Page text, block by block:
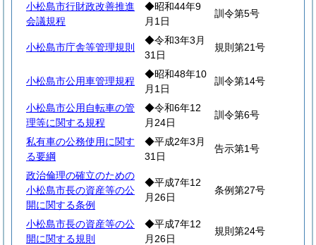
小松島市行財政改善推進
会議規程
◆昭和44年9
月1日
訓令第5号
小松島市庁舎等管理規則
◆令和3年3月
31日
規則第21号
小松島市公用車管理規程
◆昭和48年10
月1日
訓令第14号
小松島市公用自転車の管
理等に関する規程
◆令和6年12
月24日
訓令第6号
私有車の公務使用に関す
る要綱
◆平成2年3月
31日
告示第1号
政治倫理の確立のための
小松島市長の資産等の公
開に関する条例
◆平成7年12
月26日
条例第27号
小松島市長の資産等の公
開に関する規則
◆平成7年12
月26日
規則第24号